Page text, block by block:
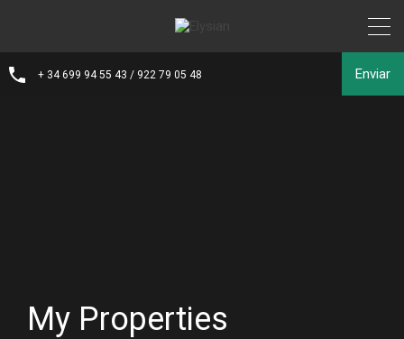
+ 34 699 94 55 43 / 922 79 05 48 Enviar
My Properties